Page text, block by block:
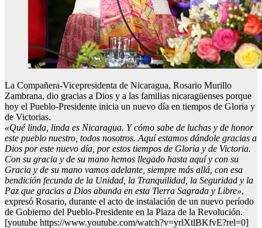
La Compañera-Vicepresidenta de Nicaragua, Rosario Murillo
Zambrana, dio gracias a Dios y a las familias nicaragüenses porque
hoy el Pueblo-Presidente inicia un nuevo día en tiempos de Gloria y
de Victorias.
«Qué linda, linda es Nicaragua. Y cómo sabe de luchas y de honor
este pueblo nuestro, todos nosotros. Aquí estamos dándole gracias a
Dios por este nuevo día, por estos tiempos de Gloria y de Victoria.
Con su gracia y de su mano hemos llegado hasta aquí y con su
Gracia y de su mano vamos adelante, siempre más allá, con esa
bendición fecunda de la Unidad, la Tranquilidad, la Seguridad y la
Paz que gracias a Dios abunda en esta Tierra Sagrada y Libre»,
expresó Rosario, durante el acto de instalación de un nuevo período
de Gobierno del Pueblo-Presidente en la Plaza de la Revolución.
[youtube https://www.youtube.com/watch?v=yrlXtlBKfvE?rel=0]